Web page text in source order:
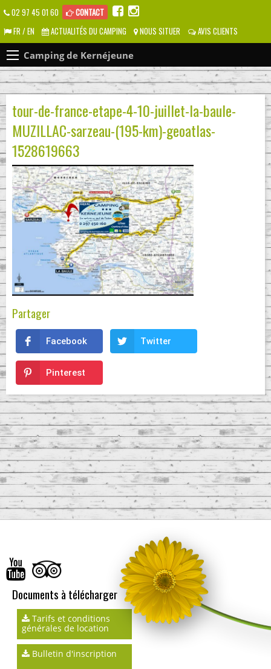
02 97 45 01 60
CONTACT
FR / EN
ACTUALITÉS DU CAMPING NOUS SITUER AVIS CLIENTS
Camping de Kernéjeune
tour-de-france-etape-4-10-juillet-la-baule-
MUZILLAC-sarzeau-(195-km)-geoatlas-
1528619663
Partager
Facebook Twitter
Pinterest
Documents à télécharger
Tarifs et conditions
générales de location
Bulletin d'inscription